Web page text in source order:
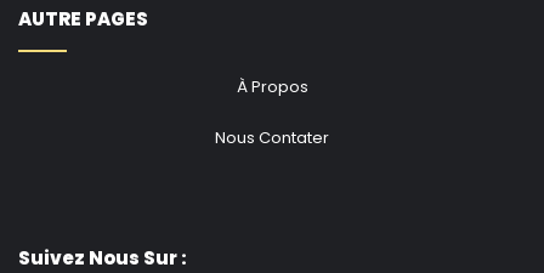
AUTRE PAGES
À Propos
Nous Contater
Suivez Nous Sur :